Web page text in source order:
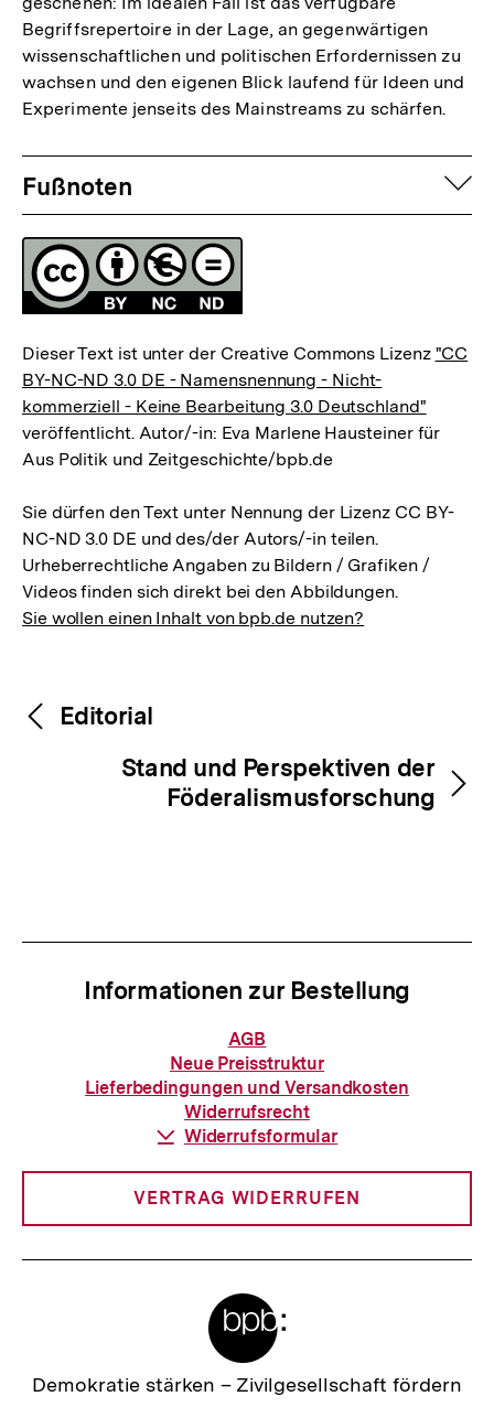
Begriffsrepertoire in der Lage, an gegenwärtigen
wissenschaftlichen und politischen Erfordernissen zu
wachsen und den eigenen Blick laufend für Ideen und
Experimente jenseits des Mainstreams zu schärfen.
Fussnoten
Fußnoten
Lizenz
Dieser Text ist unter der Creative Commons Lizenz "CC
BY-NC-ND 3.0 DE - Namensnennung - Nicht-
kommerziell - Keine Bearbeitung 3.0 Deutschland"
veröffentlicht. Autor/-in: Eva Marlene Hausteiner für
Aus Politik und Zeitgeschichte/bpb.de
Sie dürfen den Text unter Nennung der Lizenz CC BY-
NC-ND 3.0 DE und des/der Autors/-in teilen.
Urheberrechtliche Angaben zu Bildern / Grafiken /
Videos finden sich direkt bei den Abbildungen.
Sie wollen einen Inhalt von bpb.de nutzen?
Inhaltsnavigation
Inhaltsnavigation
Editorial
Stand und Perspektiven der
Föderalismusforschung
Informationen zur Bestellung
Informationen
zur
Bestellung
AGB
Neue Preisstruktur
Lieferbedingungen und Versandkosten
Widerrufsrecht
Download-
Widerrufsformular
VERTRAG WIDERRUFEN
Zur
Demokratie stärken – Zivilgesellschaft fördern